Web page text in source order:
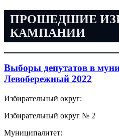
ПРОШЕДШИЕ
КАМПАНИИ
Выборы депутатов в
Левобережный 2022
Избирательный округ:
Избирательный округ № 2
Муниципалитет: